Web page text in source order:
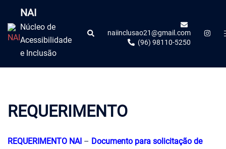
NAI
Núcleo de
Acessibilidade
e Inclusão
naiinclusao21@gmail.com
(96) 98110-5250
REQUERIMENTO
REQUERIMENTO NAI – Documento para solicitação de